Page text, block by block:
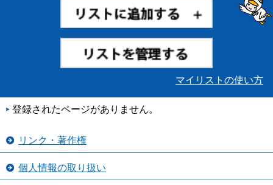
マイリストの使い方
登録されたページがありません。
リンク・著作権
個人情報の取り扱い